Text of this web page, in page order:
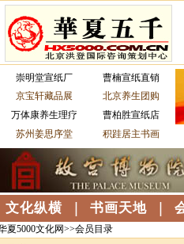
夏5000文化网>>会员目录